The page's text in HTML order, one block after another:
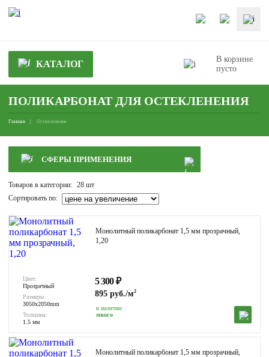
КАТАЛОГ
В корзине
пусто
ПОЛИКАРБОНАТ ДЛЯ ОСТЕКЛЕНЕНИЯ
Главная Остекленение
СФЕРЫ ПРИМЕНЕНИЯ
Товаров в категории: 28 шт
Сортировать по:
Монолитный поликарбонат 1,5 мм прозрачный,
1,20
Цвет:
Прозрачный
Размеры:
3050x2050mm
Толщина:
1.5 мм
5 300₽
895 руб./м2
в наличии:
много
Монолитный поликарбонат 1,5 мм прозрачный,